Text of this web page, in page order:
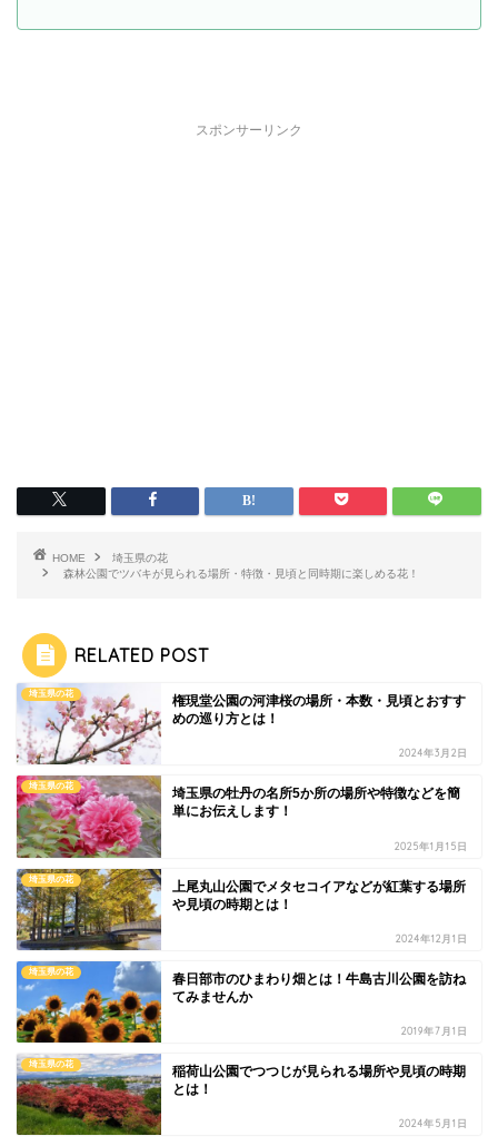
スポンサーリンク
HOME
埼玉県の花
森林公園でツバキが見られる場所・特徴・見頃と同時期に楽しめる花！
RELATED POST
埼玉県の花
権現堂公園の河津桜の場所・本数・見頃とおすす
めの巡り方とは！
2024年3月2日
埼玉県の花
埼玉県の牡丹の名所5か所の場所や特徴などを簡
単にお伝えします！
2025年1月15日
埼玉県の花
上尾丸山公園でメタセコイアなどが紅葉する場所
や見頃の時期とは！
2024年12月1日
埼玉県の花
春日部市のひまわり畑とは！牛島古川公園を訪ね
てみませんか
2019年7月1日
埼玉県の花
稲荷山公園でつつじが見られる場所や見頃の時期
とは！
2024年5月1日